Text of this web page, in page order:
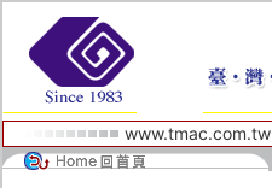
www.tmac.com.tw